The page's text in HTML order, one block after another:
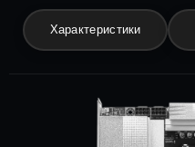
Характеристики